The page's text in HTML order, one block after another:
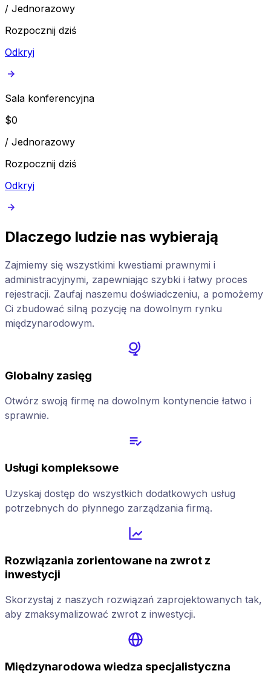
/ Jednorazowy
Rozpocznij dziś
Odkryj
Sala konferencyjna
$0
/ Jednorazowy
Rozpocznij dziś
Odkryj
Dlaczego ludzie nas wybierają
Zajmiemy się wszystkimi kwestiami prawnymi i
administracyjnymi, zapewniając szybki i łatwy proces
rejestracji. Zaufaj naszemu doświadczeniu, a pomożemy
Ci zbudować silną pozycję na dowolnym rynku
międzynarodowym.
Globalny zasięg
Otwórz swoją firmę na dowolnym kontynencie łatwo i
sprawnie.
Usługi kompleksowe
Uzyskaj dostęp do wszystkich dodatkowych usług
potrzebnych do płynnego zarządzania firmą.
Rozwiązania zorientowane na zwrot z
inwestycji
Skorzystaj z naszych rozwiązań zaprojektowanych tak,
aby zmaksymalizować zwrot z inwestycji.
Międzynarodowa wiedza specjalistyczna